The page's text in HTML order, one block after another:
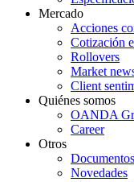
Mercado
Acciones
Cotización
Rollovers
Market
Client
Quiénes somos
OANDA
Career
Otros
Documentos
Novedades